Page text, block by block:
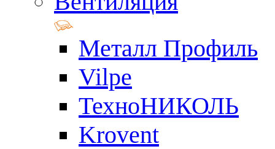
Металл Профиль
Vilpe
ТехноНИКОЛЬ
Krovent